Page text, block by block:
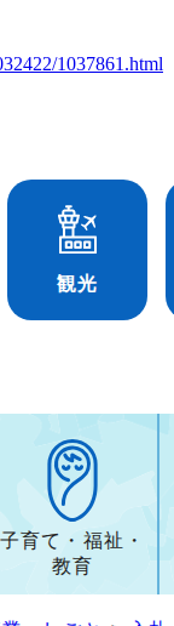
1037861.html